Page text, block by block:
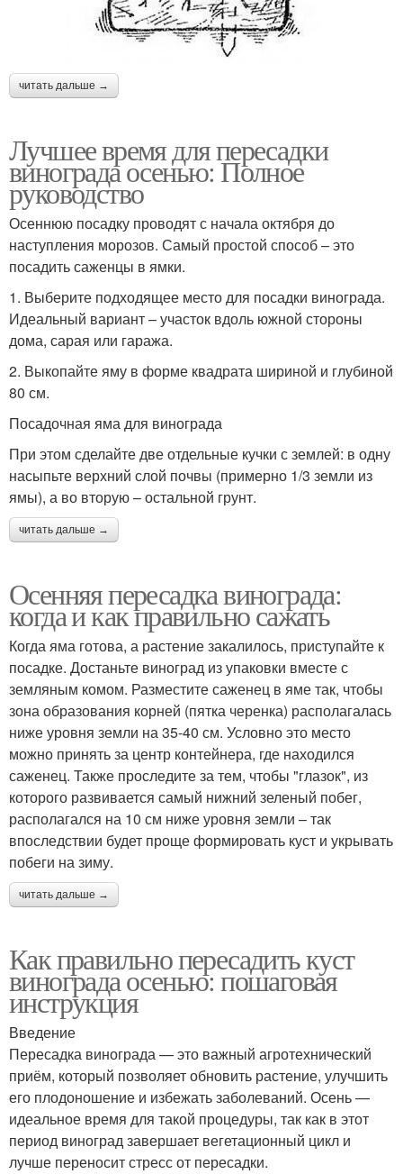
читать дальше →
Лучшее время для пересадки
винограда осенью: Полное
руководство
Осеннюю посадку проводят с начала октября до
наступления морозов. Самый простой способ – это
посадить саженцы в ямки.
1. Выберите подходящее место для посадки винограда.
Идеальный вариант – участок вдоль южной стороны
дома, сарая или гаража.
2. Выкопайте яму в форме квадрата шириной и глубиной
80 см.
Посадочная яма для винограда
При этом сделайте две отдельные кучки с землей: в одну
насыпьте верхний слой почвы (примерно 1/3 земли из
ямы), а во вторую – остальной грунт.
читать дальше →
Осенняя пересадка винограда:
когда и как правильно сажать
Когда яма готова, а растение закалилось, приступайте к
посадке. Достаньте виноград из упаковки вместе с
земляным комом. Разместите саженец в яме так, чтобы
зона образования корней (пятка черенка) располагалась
ниже уровня земли на 35-40 см. Условно это место
можно принять за центр контейнера, где находился
саженец. Также проследите за тем, чтобы "глазок", из
которого развивается самый нижний зеленый побег,
располагался на 10 см ниже уровня земли – так
впоследствии будет проще формировать куст и укрывать
побеги на зиму.
читать дальше →
Как правильно пересадить куст
винограда осенью: пошаговая
инструкция
Введение
Пересадка винограда — это важный агротехнический
приём, который позволяет обновить растение, улучшить
его плодоношение и избежать заболеваний. Осень —
идеальное время для такой процедуры, так как в этот
период виноград завершает вегетационный цикл и
лучше переносит стресс от пересадки.